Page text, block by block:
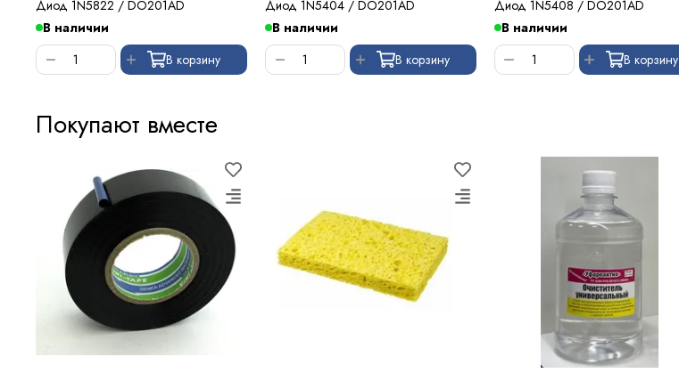
Диод 1N5822 / DO201AD
В наличии
В корзину
Диод 1N5404 / DO201AD
В наличии
В корзину
Диод 1N5408 / DO201AD
В наличии
В корзину
Покупают вместе